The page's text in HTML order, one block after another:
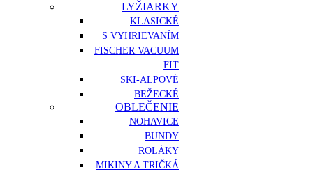
LYŽIARKY
KLASICKÉ
S VYHRIEVANÍM
FISCHER VACUUM
FIT
SKI-ALPOVÉ
BEŽECKÉ
OBLEČENIE
NOHAVICE
BUNDY
ROLÁKY
MIKINY A TRIČKÁ